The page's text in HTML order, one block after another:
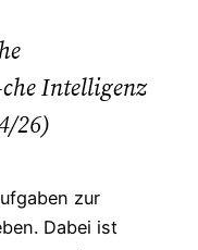
Intelligenz
26)
zur
Dabei ist